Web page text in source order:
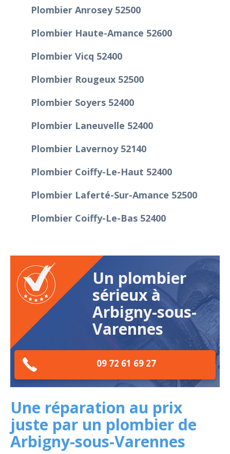
Plombier Anrosey 52500
Plombier Haute-Amance 52600
Plombier Vicq 52400
Plombier Rougeux 52500
Plombier Soyers 52400
Plombier Laneuvelle 52400
Plombier Lavernoy 52140
Plombier Coiffy-Le-Haut 52400
Plombier Laferté-Sur-Amance 52500
Plombier Coiffy-Le-Bas 52400
Un plombier
sérieux à
Arbigny-sous-
Varennes
09 72 61 69 27
Une réparation au prix
juste par un plombier de
Arbigny-sous-Varennes